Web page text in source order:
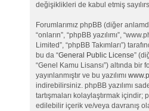
değişiklikleri de kabul etmiş
Forumlarımız phpBB (diğer
“onların”, “phpBB yazılımı”,
Limited”, “phpBB Takımları”)
bu da “General Public License”
“Genel Kamu Lisansı”) altında bir
yayınlanmıştır ve bu yazılımı
indirebilirsiniz. phpBB yazılımı
tartışmaları kolaylaştırmak içindir;
edilebilir içerik ve/veya davranış